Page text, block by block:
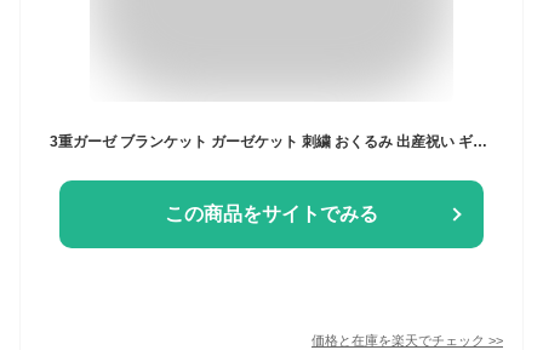
3重ガーゼ ブランケット ガーゼケット 刺繍 おくるみ 出産祝い ギフト 男の子 女の子 退院 赤ちゃん ベビー 春 夏 秋 夏用 韓国イブル さくらんぼ 月 星 くま 恐竜 りぼん 70×90 ナチュラル ひざ掛け
この商品をサイトでみる
価格と在庫を楽天でチェック >>